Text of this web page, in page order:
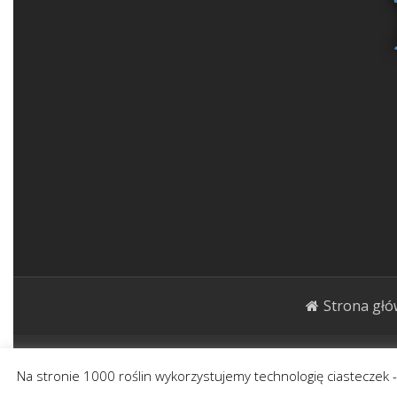
Strona
1000roślin.pl Strona ma charakter
Na stronie 1000 roślin wykorzystujemy technologię ciasteczek